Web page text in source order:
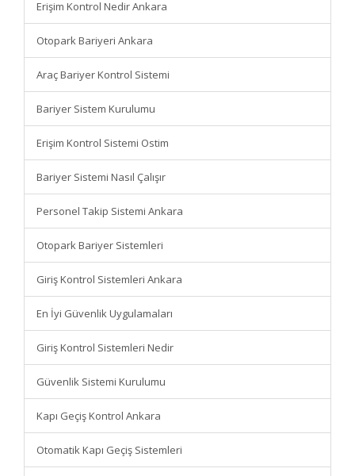
Erişim Kontrol Nedir Ankara
Otopark Bariyeri Ankara
Araç Bariyer Kontrol Sistemi
Bariyer Sistem Kurulumu
Erişim Kontrol Sistemi Ostim
Bariyer Sistemi Nasıl Çalışır
Personel Takip Sistemi Ankara
Otopark Bariyer Sistemleri
Giriş Kontrol Sistemleri Ankara
En İyi Güvenlik Uygulamaları
Giriş Kontrol Sistemleri Nedir
Güvenlik Sistemi Kurulumu
Kapı Geçiş Kontrol Ankara
Otomatik Kapı Geçiş Sistemleri